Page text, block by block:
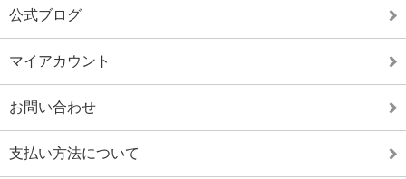
公式ブログ
マイアカウント
お問い合わせ
支払い方法について